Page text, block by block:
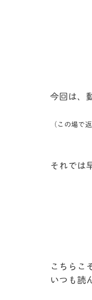
今回は、
（この場で
それでは
こちらこ
いつも読